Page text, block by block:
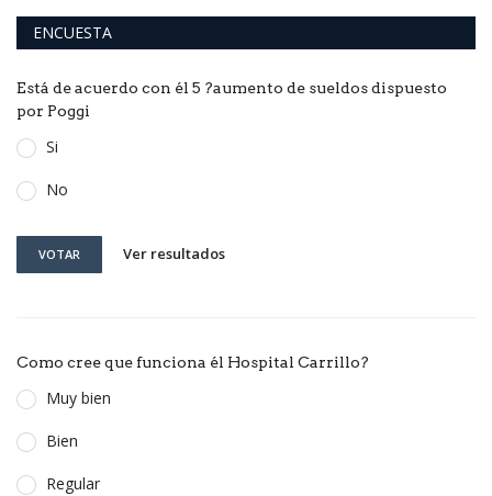
ENCUESTA
Está de acuerdo con él 5 ?aumento de sueldos dispuesto
por Poggi
Si
No
VOTAR Ver resultados
Como cree que funciona él Hospital Carrillo?
Muy bien
Bien
Regular